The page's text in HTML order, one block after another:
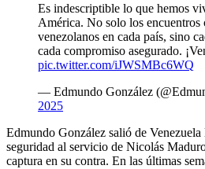
Es indescriptible lo que hemos
América. No solo los encuentros
venezolanos en cada país, sino
cada compromiso asegurado.
pic.twitter.com/iJWSMBc6WQ
— Edmundo González
2025
Edmundo González salió de
seguridad al servicio de Nicolás
captura en su contra. En las últimas